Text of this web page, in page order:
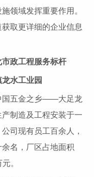
领域发挥重要作用。
取更详细的企业信息
政工程服务标杆
水工业园
国五金之乡——大足龙
制造及工程安装于一
司现有员工百余人，
名，厂区占地面积
。